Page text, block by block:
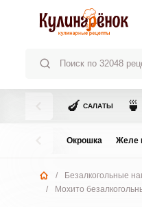
🍆 САЛАТЫ 🍵
Окрошка Желе
/
Безалкогольные
/
Мохито